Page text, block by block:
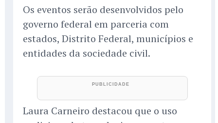
Os eventos serão desenvolvidos pelo
governo federal em parceria com
estados, Distrito Federal, municípios e
entidades da sociedade civil.
Laura Carneiro destacou que o uso